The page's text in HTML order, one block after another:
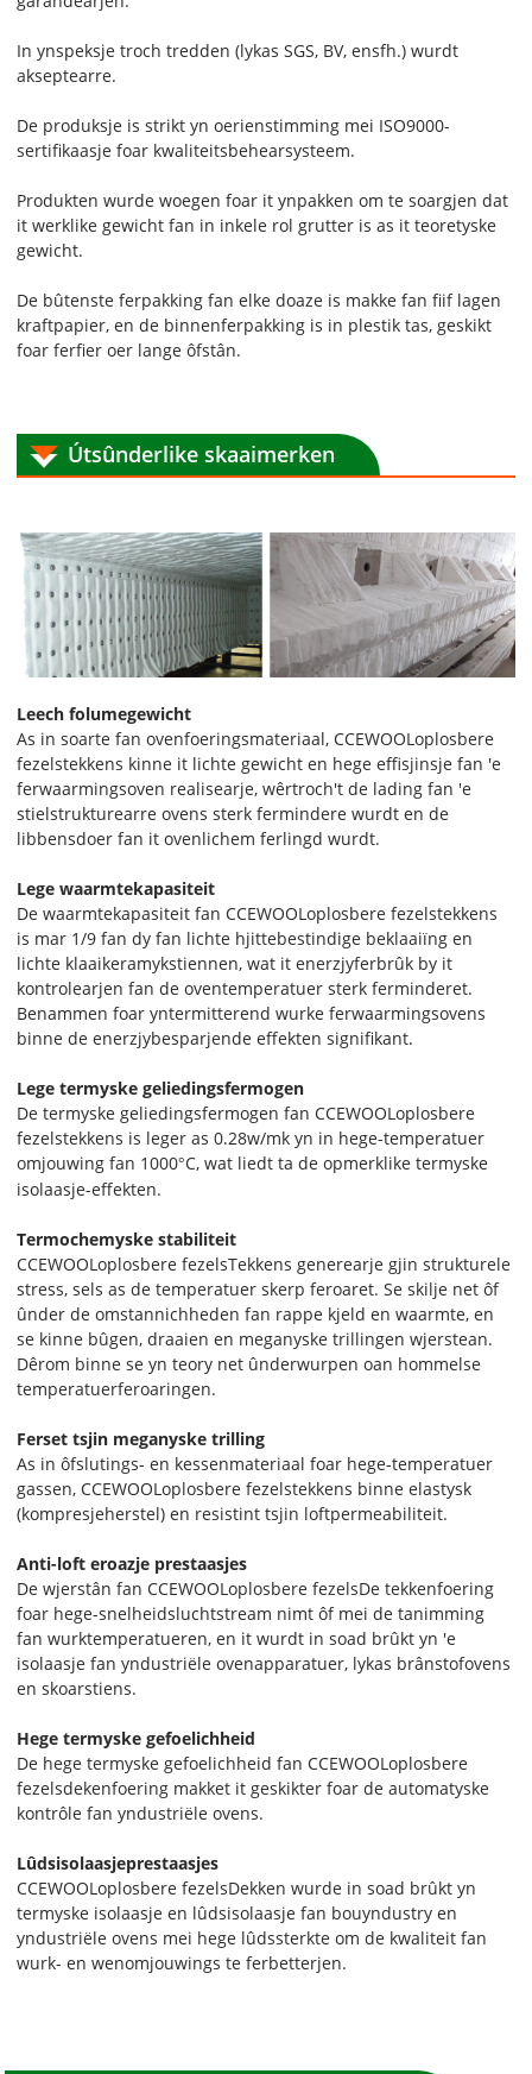
In ynspeksje troch tredden (lykas SGS, BV, ensfh.) wurdt
akseptearre.
De produksje is strikt yn oerienstimming mei ISO9000-
sertifikaasje foar kwaliteitsbehearsysteem.
Produkten wurde woegen foar it ynpakken om te soargjen dat
it werklike gewicht fan in inkele rol grutter is as it teoretyske
gewicht.
De bûtenste ferpakking fan elke doaze is makke fan fiif lagen
kraftpapier, en de binnenferpakking is in plestik tas, geskikt
foar ferfier oer lange ôfstân.
Útsûnderlike skaaimerken
Leech folumegewicht
As in soarte fan ovenfoeringsmateriaal, CCEWOOLoplosbere
fezelstekkens kinne it lichte gewicht en hege effisjinsje fan 'e
ferwaarmingsoven realisearje, wêrtroch't de lading fan 'e
stielstrukturearre ovens sterk fermindere wurdt en de
libbensdoer fan it ovenlichem ferlingd wurdt.
Lege waarmtekapasiteit
De waarmtekapasiteit fan CCEWOOLoplosbere fezelstekkens
is mar 1/9 fan dy fan lichte hjittebestindige beklaaiïng en
lichte klaaikeramykstiennen, wat it enerzjyferbrûk by it
kontrolearjen fan de oventemperatuer sterk ferminderet.
Benammen foar yntermitterend wurke ferwaarmingsovens
binne de enerzjybesparjende effekten signifikant.
Lege termyske geliedingsfermogen
De termyske geliedingsfermogen fan CCEWOOLoplosbere
fezelstekkens is leger as 0.28w/mk yn in hege-temperatuer
omjouwing fan 1000°C, wat liedt ta de opmerklike termyske
isolaasje-effekten.
Termochemyske stabiliteit
CCEWOOLoplosbere fezelsTekkens generearje gjin strukturele
stress, sels as de temperatuer skerp feroaret. Se skilje net ôf
ûnder de omstannichheden fan rappe kjeld en waarmte, en
se kinne bûgen, draaien en meganyske trillingen wjerstean.
Dêrom binne se yn teory net ûnderwurpen oan hommelse
temperatuerferoaringen.
Ferset tsjin meganyske trilling
As in ôfslutings- en kessenmateriaal foar hege-temperatuer
gassen, CCEWOOLoplosbere fezelstekkens binne elastysk
(kompresjeherstel) en resistint tsjin loftpermeabiliteit.
Anti-loft eroazje prestaasjes
De wjerstân fan CCEWOOLoplosbere fezelsDe tekkenfoering
foar hege-snelheidsluchtstream nimt ôf mei de tanimming
fan wurktemperatueren, en it wurdt in soad brûkt yn 'e
isolaasje fan yndustriële ovenapparatuer, lykas brânstofovens
en skoarstiens.
Hege termyske gefoelichheid
De hege termyske gefoelichheid fan CCEWOOLoplosbere
fezelsdekenfoering makket it geskikter foar de automatyske
kontrôle fan yndustriële ovens.
Lûdsisolaasjeprestaasjes
CCEWOOLoplosbere fezelsDekken wurde in soad brûkt yn
termyske isolaasje en lûdsisolaasje fan bouyndustry en
yndustriële ovens mei hege lûdssterkte om de kwaliteit fan
wurk- en wenomjouwings te ferbetterjen.